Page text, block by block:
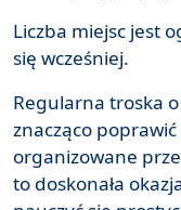
Liczba miejsc jest
się wcześniej.
Regularna troska
znacząco
organizowane
to doskonała